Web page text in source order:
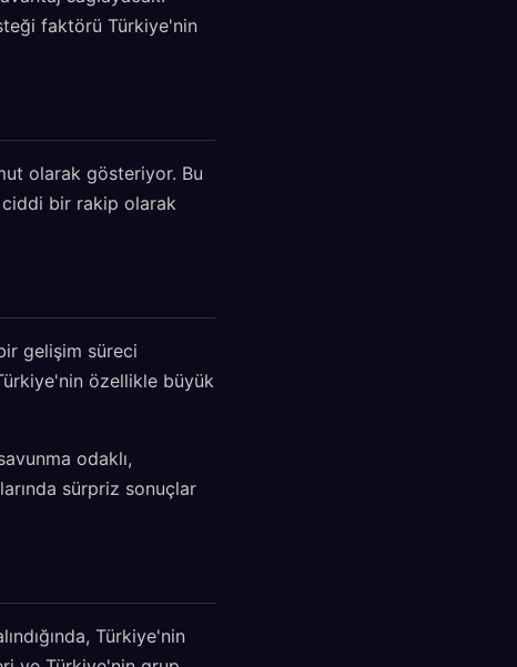
faktörü Türkiye'nin
olarak gösteriyor. Bu
ciddi bir rakip olarak
gelişim süreci
özellikle büyük
odaklı,
sürpriz sonuçlar
Türkiye'nin